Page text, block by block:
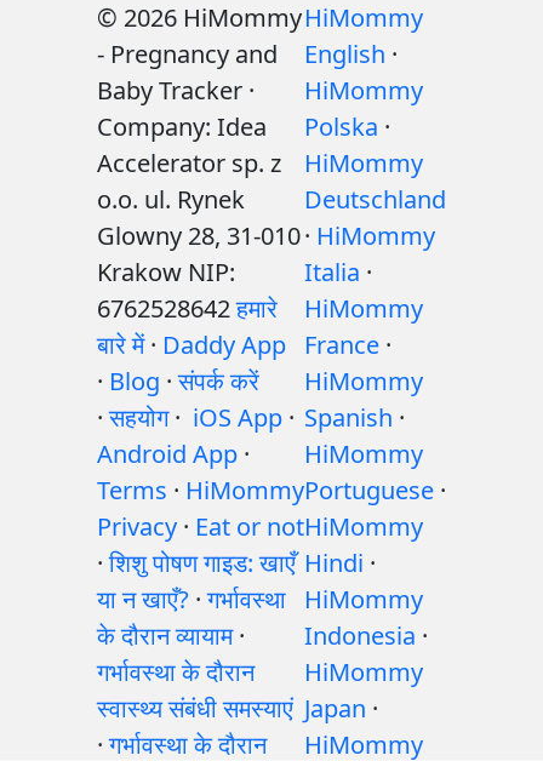
© 2026 HiMommy
- Pregnancy and
Baby Tracker ·
Company: Idea
Accelerator sp. z
o.o. ul. Rynek
Glowny 28, 31-010
Krakow NIP:
6762528642हमारे
बारे में· Daddy App
· Blog ·संपर्क करें
·सहयोग· iOS App ·
Android App ·
Terms · HiMommy
Privacy · Eat or not
·शिशु पोषण गाइड: खाएँ
या न खाएँ? ·गर्भावस्था
के दौरान व्यायाम·
गर्भावस्था के दौरान
स्वास्थ्य संबंधी समस्याएं
·गर्भावस्था के दौरान
HiMommy
English ·
HiMommy
Polska ·
HiMommy
Deutschland
· HiMommy
Italia ·
HiMommy
France ·
HiMommy
Spanish ·
HiMommy
Portuguese ·
HiMommy
Hindi ·
HiMommy
Indonesia ·
HiMommy
Japan ·
HiMommy